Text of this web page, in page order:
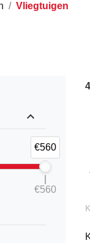
Vliegtuigen
expand_less
€560
€560